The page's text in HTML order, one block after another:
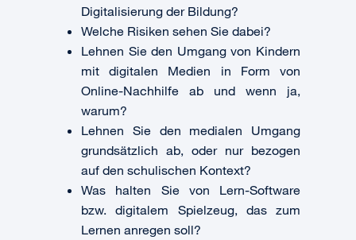
Digitalisierung der Bildung?
Welche Risiken sehen Sie dabei?
Lehnen Sie den Umgang von Kindern
mit digitalen Medien in Form von
Online-Nachhilfe ab und wenn ja,
warum?
Lehnen Sie den medialen Umgang
grundsätzlich ab, oder nur bezogen
auf den schulischen Kontext?
Was halten Sie von Lern-Software
bzw. digitalem Spielzeug, das zum
Lernen anregen soll?